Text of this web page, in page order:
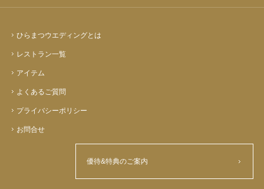
ひらまつウエディングとは
レストラン一覧
アイテム
よくあるご質問
プライバシーポリシー
お問合せ
優待&特典のご案内